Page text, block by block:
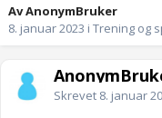
Av AnonymBruker
8. januar 2023 i Trening og
Skrevet 8. januar